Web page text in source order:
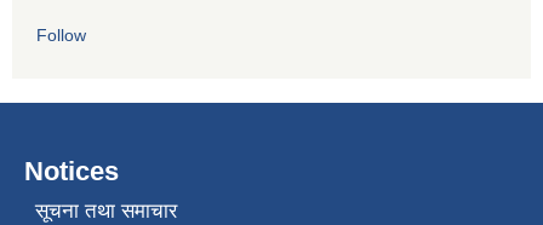
Follow
Notices
सूचना तथा समाचार